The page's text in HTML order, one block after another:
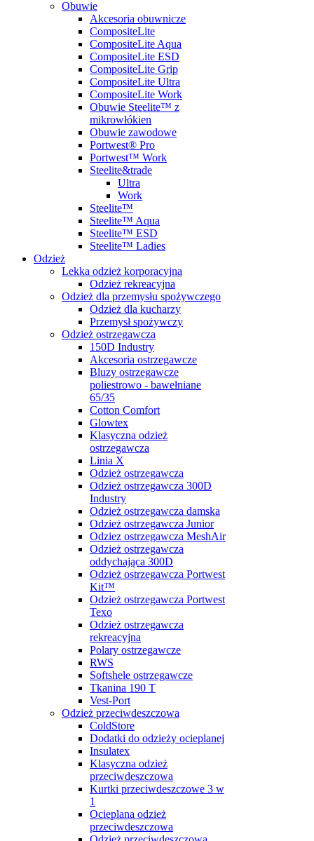
Obuwie
Akcesoria obuwnicze
CompositeLite
CompositeLite Aqua
CompositeLite ESD
CompositeLite Grip
CompositeLite Ultra
CompositeLite Work
Obuwie Steelite™ z
mikrowłókien
Obuwie zawodowe
Portwest® Pro
Portwest™ Work
Steelite&trade
Ultra
Work
Steelite™
Steelite™ Aqua
Steelite™ ESD
Steelite™ Ladies
Odzież
Lekka odzież korporacyjna
Odzież rekreacyjna
Odzież dla przemysłu spożywczego
Odzież dla kucharzy
Przemysł spożywczy
Odzież ostrzegawcza
150D Industry
Akcesoria ostrzegawcze
Bluzy ostrzegawcze
poliestrowo - bawełniane
65/35
Cotton Comfort
Glowtex
Klasyczna odzież
ostrzegawcza
Linia X
Odzież ostrzegawcza
Odzież ostrzegawcza 300D
Industry
Odzież ostrzegawcza damska
Odzież ostrzegawcza Junior
Odziez ostrzegawcza MeshAir
Odzież ostrzegawcza
oddychająca 300D
Odzież ostrzegawcza Portwest
Kit™
Odzież ostrzegawcza Portwest
Texo
Odzież ostrzegawcza
rekreacyjna
Polary ostrzegawcze
RWS
Softshele ostrzegawcze
Tkanina 190 T
Vest-Port
Odzież przeciwdeszczowa
ColdStore
Dodatki do odzieży ocieplanej
Insulatex
Klasyczna odzież
przeciwdeszczowa
Kurtki przeciwdeszczowe 3 w
1
Ocieplana odzież
przeciwdeszczowa